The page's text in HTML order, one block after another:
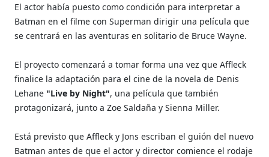
El actor había puesto como condición para interpretar a
Batman en el filme con Superman dirigir una película que
se centrará en las aventuras en solitario de Bruce Wayne.
El proyecto comenzará a tomar forma una vez que Affleck
finalice la adaptación para el cine de la novela de Denis
Lehane "Live by Night", una película que también
protagonizará, junto a Zoe Saldaña y Sienna Miller.
Está previsto que Affleck y Jons escriban el guión del nuevo
Batman antes de que el actor y director comience el rodaje